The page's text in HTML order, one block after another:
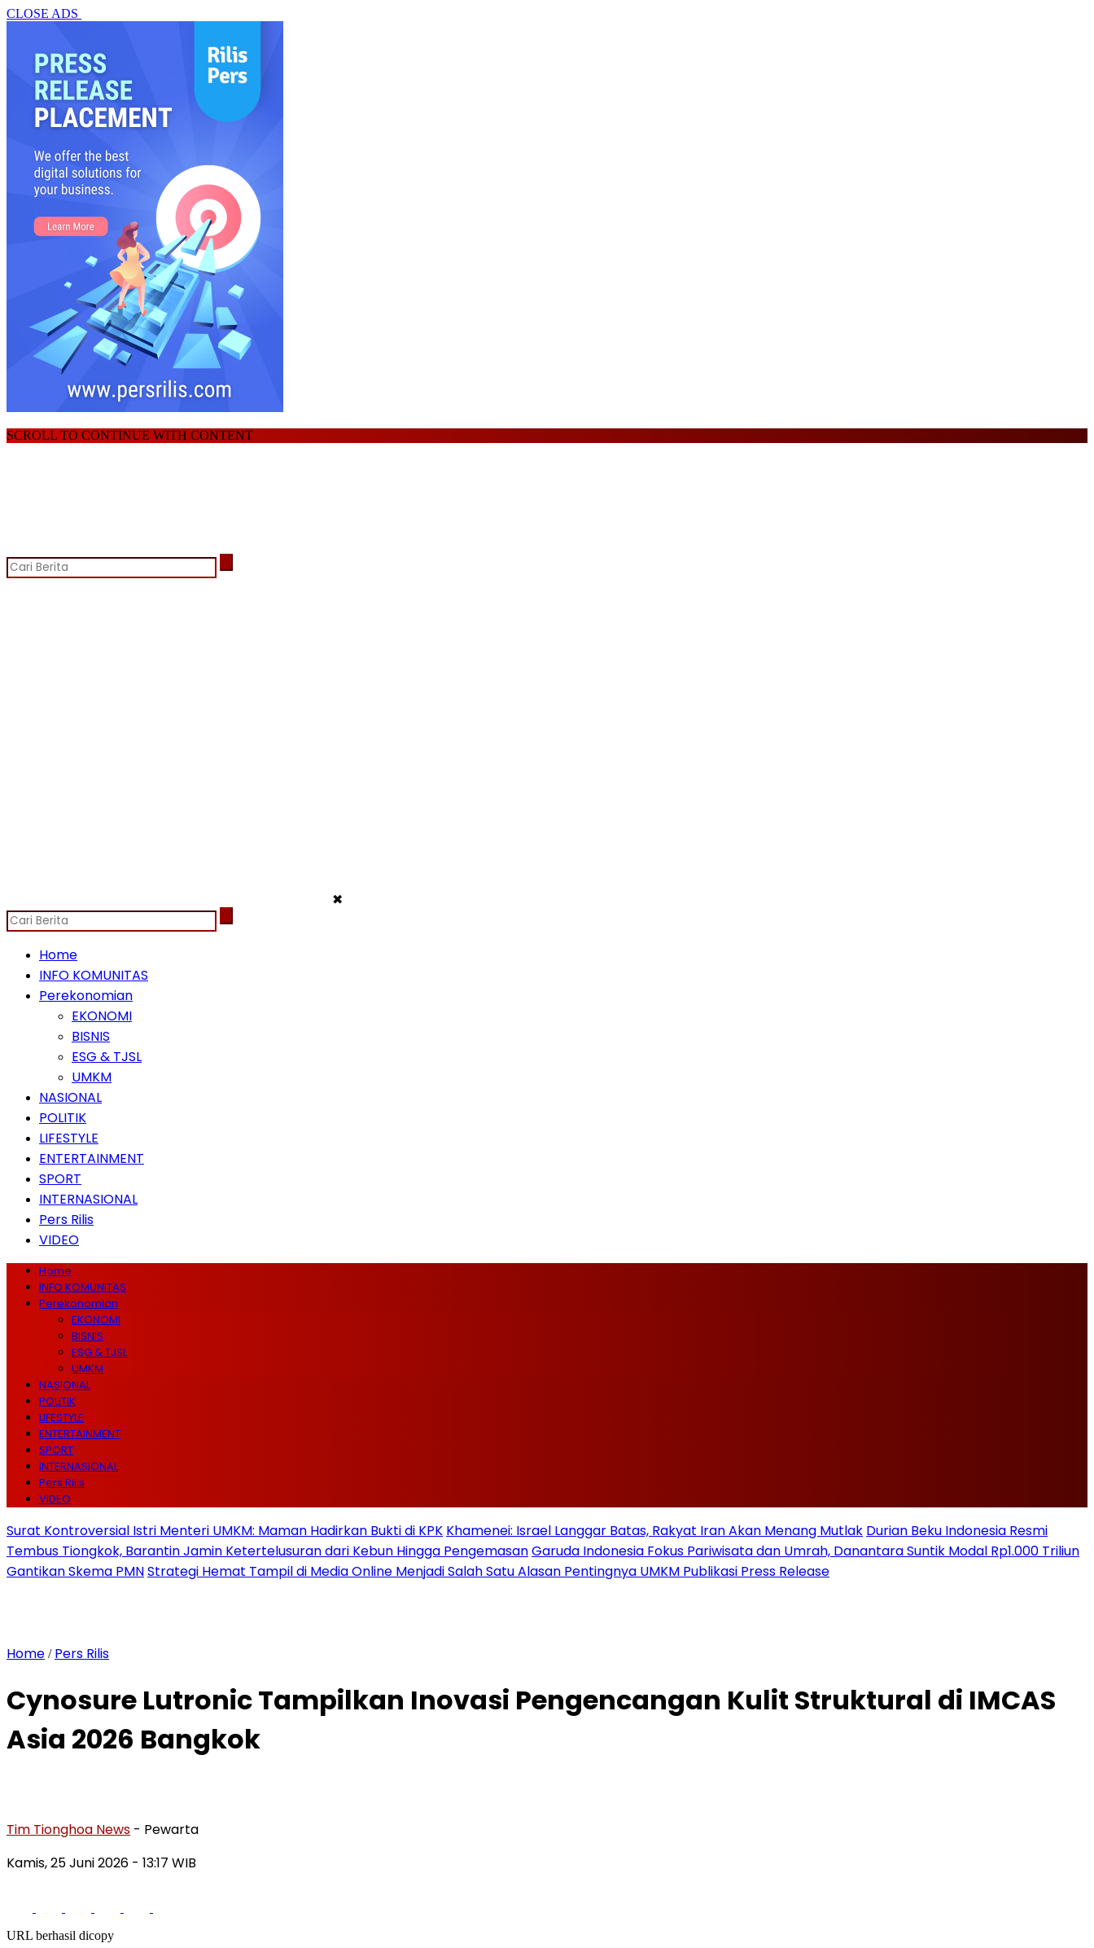
CLOSE ADS
SCROLL TO CONTINUE WITH CONTENT
✖
Home
INFO KOMUNITAS
Perekonomian
EKONOMI
BISNIS
ESG & TJSL
UMKM
NASIONAL
POLITIK
LIFESTYLE
ENTERTAINMENT
SPORT
INTERNASIONAL
Pers Rilis
VIDEO
Home
INFO KOMUNITAS
Perekonomian
EKONOMI
BISNIS
ESG & TJSL
UMKM
NASIONAL
POLITIK
LIFESTYLE
ENTERTAINMENT
SPORT
INTERNASIONAL
Pers Rilis
VIDEO
Surat Kontroversial Istri Menteri UMKM: Maman Hadirkan Bukti di KPK Khamenei: Israel Langgar Batas, Rakyat Iran Akan Menang Mutlak Durian Beku Indonesia Resmi
Tembus Tiongkok, Barantin Jamin Ketertelusuran dari Kebun Hingga PengemasanGaruda Indonesia Fokus Pariwisata dan Umrah, Danantara Suntik Modal Rp1.000 Triliun
Gantikan Skema PMNStrategi Hemat Tampil di Media Online Menjadi Salah Satu Alasan Pentingnya UMKM Publikasi Press Release
Home / Pers Rilis
Cynosure Lutronic Tampilkan Inovasi Pengencangan Kulit Struktural di IMCAS
Asia 2026 Bangkok
Tim Tionghoa News - Pewarta
Kamis, 25 Juni 2026 - 13:17 WIB
URL berhasil dicopy